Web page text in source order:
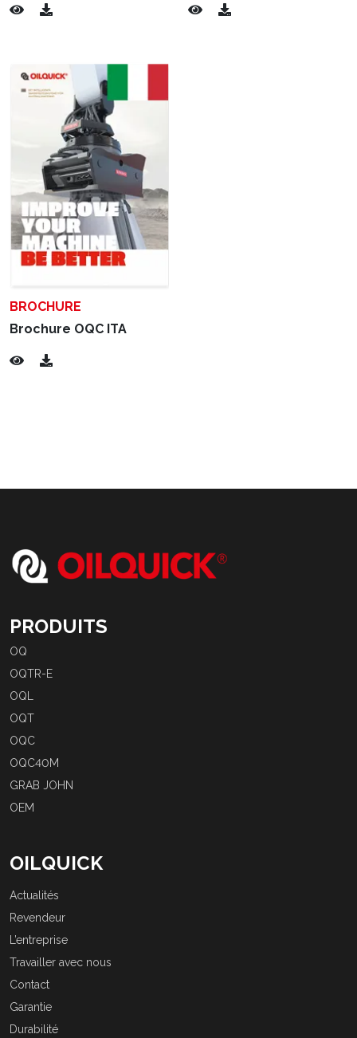
BROCHURE
Brochure OQC ITA
PRODUITS
OQ
OQTR-E
OQL
OQT
OQC
OQC40M
GRAB JOHN
OEM
OILQUICK
Actualités
Revendeur
L’entreprise
Travailler avec nous
Contact
Garantie
Durabilité